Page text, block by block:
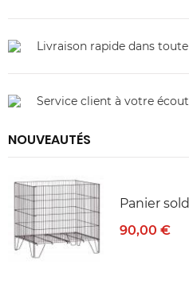
Livraison rapide dans
Service client à votre
NOUVEAUTÉS
Panier
90,00 €